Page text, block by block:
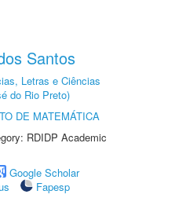
Santos
Letras e Ciências
do Rio Preto)
DE MATEMÁTICA
RDIDP Academic
Google Scholar
Fapesp